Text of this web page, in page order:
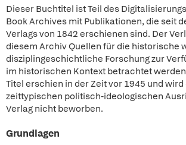
Dieser Buchtitel ist Teil des
Book Archives mit Publikationen, die seit
Verlags von 1842 erschienen sind. Der
diesem Archiv Quellen für die historische
disziplingeschichtliche Forschung zur
im historischen Kontext betrachtet
Titel erschien in der Zeit vor 1945 und
zeittypischen politisch-ideologischen
Verlag nicht beworben.
Grundlagen